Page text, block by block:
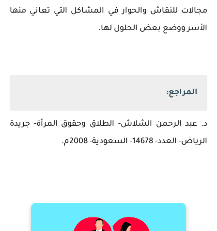
مجالات للنقاش والحوار في المشاكل التي تعاني منها
الأسر ووضع بعض الحلول لها.
المراجع:
د. عبد الرحمن الشلاش- الطلاق وحقوق المرأة- جريدة
الرياض- العدد- 14678- السعودية- 2008م.